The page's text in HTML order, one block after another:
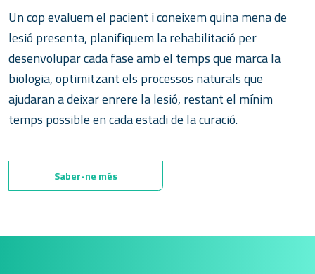
Un cop evaluem el pacient i coneixem quina mena de
lesió presenta, planifiquem la rehabilitació per
desenvolupar cada fase amb el temps que marca la
biologia, optimitzant els processos naturals que
ajudaran a deixar enrere la lesió, restant el mínim
temps possible en cada estadi de la curació.
Saber-ne més